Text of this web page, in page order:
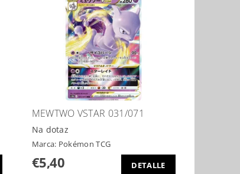
MEWTWO VSTAR 031/071
Na dotaz
Marca: Pokémon TCG
€5,40 DETALLE